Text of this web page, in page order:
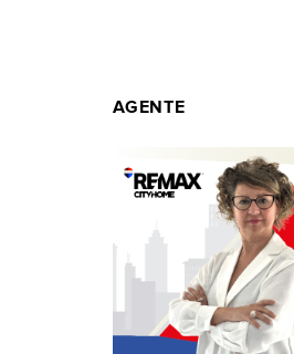
AGENTE